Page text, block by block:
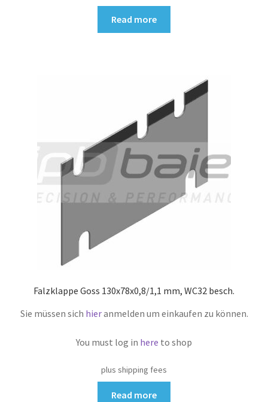
Read more
Falzklappe Goss 130x78x0,8/1,1 mm, WC32 besch.
Sie müssen sich hieranmelden um einkaufen zu können.
You must log in here to shop
plus shipping fees
Read more